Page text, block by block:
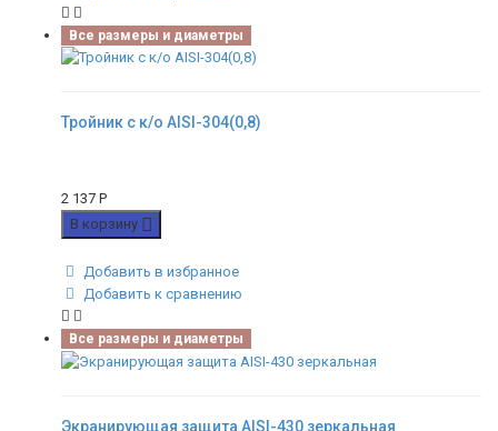
Все размеры и диаметры
Тройник с к/о AISI-304(0,8)
2 137 Р
В корзину
Добавить в избранное
Добавить к сравнению
Все размеры и диаметры
Экранирующая защита AISI-430 зеркальная